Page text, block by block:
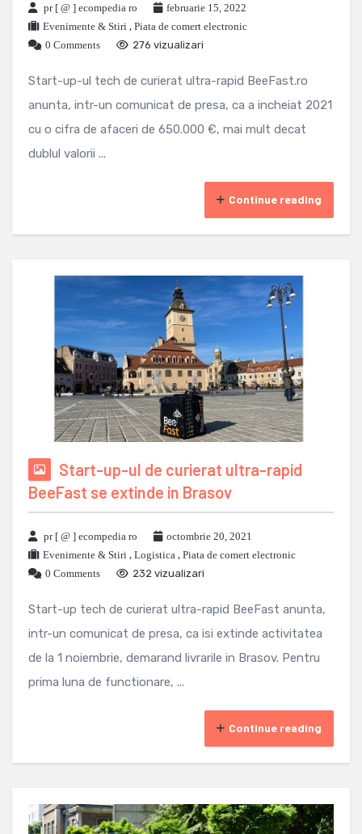
pr [ @ ] ecompedia ro
februarie 15, 2022
Evenimente & Stiri , Piata de comert electronic
0 Comments
276 vizualizari
Start-up-ul tech de curierat ultra-rapid BeeFast.ro
anunta, intr-un comunicat de presa, ca a incheiat 2021
cu o cifra de afaceri de 650.000 €, mai mult decat
dublul valorii ...
Continue reading
Start-up-ul de curierat ultra-rapid
BeeFast se extinde in Brasov
pr [ @ ] ecompedia ro
octombrie 20, 2021
Evenimente & Stiri , Logistica , Piata de comert electronic
0 Comments
232 vizualizari
Start-up tech de curierat ultra-rapid BeeFast anunta,
intr-un comunicat de presa, ca isi extinde activitatea
de la 1 noiembrie, demarand livrarile in Brasov. Pentru
prima luna de functionare, ...
Continue reading